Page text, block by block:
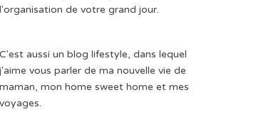
l'organisation de votre grand jour.
C'est aussi un blog lifestyle, dans lequel
j'aime vous parler de ma nouvelle vie de
maman, mon home sweet home et mes
voyages.